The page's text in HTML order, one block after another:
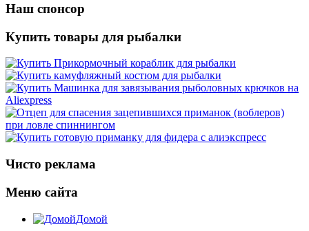
Наш спонсор
Купить товары для рыбалки
Чисто реклама
Меню сайта
Домой